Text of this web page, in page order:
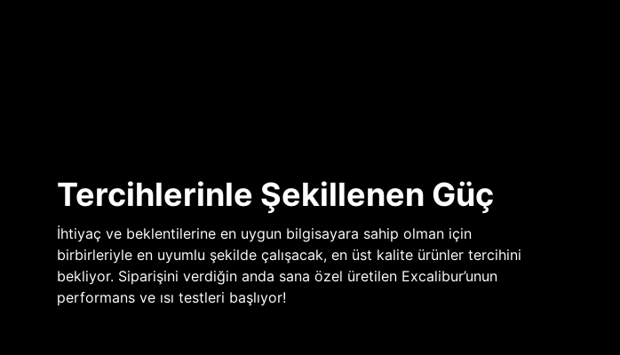
Tercihlerinle Şekillenen Güç
İhtiyaç ve beklentilerine en uygun bilgisayara sahip olman için
birbirleriyle en uyumlu şekilde çalışacak, en üst kalite ürünler tercihini
bekliyor. Siparişini verdiğin anda sana özel üretilen Excalibur’unun
performans ve ısı testleri başlıyor!